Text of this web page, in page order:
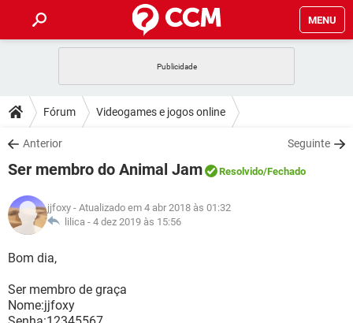
MENU
CELULAR FACEBOOK
OUTLOOK
INSTAGRAM GMAIL
GUIA DE COMPRAS
DICAS
JOGOS WHATSAPP
INSTAGRAM GMAIL
GUIA DE COMPRAS
DOWNLOADS
JOGOS WHATSAPP
CELULAR
OUTLOOK
INSTAGRAM
JOGOS WHATSAPP
CELULAR
OUTLOOK
INSTAGRAM
GUIA DE COMPRAS
GLOSSÁRIO
JOGOS
OUTLOOK
Fórum Videogames e jogos online
Anterior Seguinte
Ser membro do Animal Jam Resolvido/Fechado
jjfoxy - Atualizado em 4 abr 2018 às 01:32
lilica - 4 dez 2019 às 15:56
Bom dia,
Ser membro de graça
Nome:jjfoxy